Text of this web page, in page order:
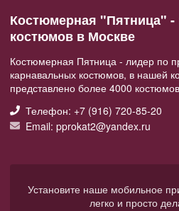
Костюмерная "Пятница" -
костюмов в Москве
Костюмерная Пятница - лидер по
карнавальных костюмов, в нашей
представлено более 4000
Телефон: +7 (916) 720-85-20
Email: pprokat2@yandex.ru
Установите наше мобильное
легко и просто